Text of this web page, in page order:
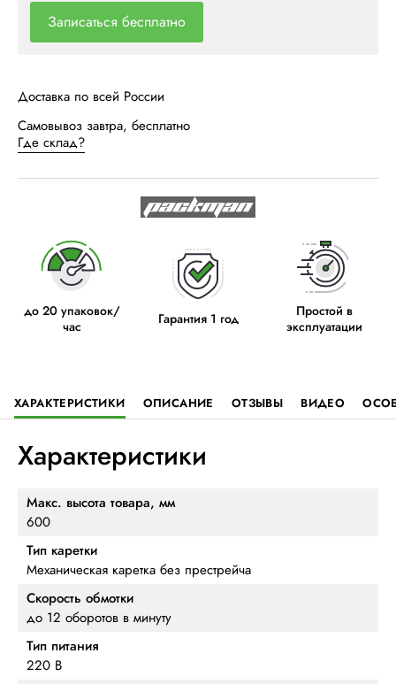
до 20 упаковок/
час
Гарантия 1 год
Простой в
эксплуатации
Записаться бесплатно
Доставка по всей России
Самовывоз завтра, бесплатно
Где склад?
ХАРАКТЕРИСТИКИ ОПИСАНИЕ ОТЗЫВЫ ВИДЕО
Характеристики
Макс. высота товара, мм
600
Тип каретки
Механическая каретка без престрейча
Скорость обмотки
до 12 оборотов в минуту
Тип питания
220 В